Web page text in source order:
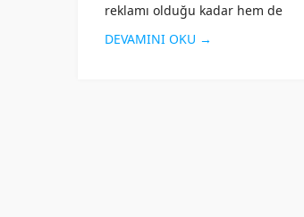
reklamı olduğu kadar hem de
arama motorlarında üst sırada yer
DEVAMINI OKU →